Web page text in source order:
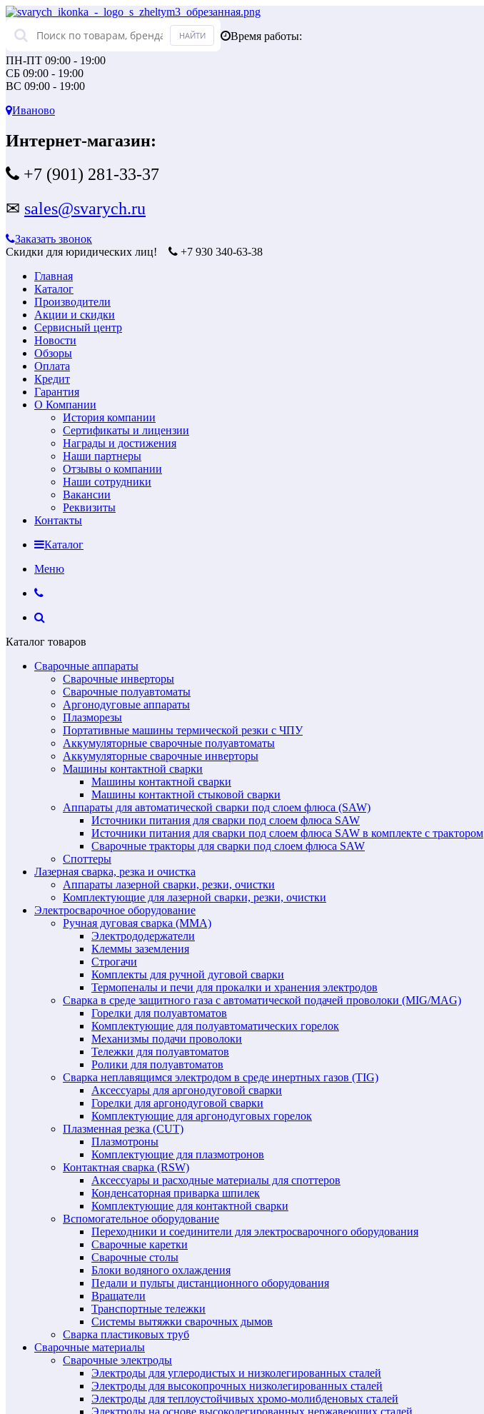
Время работы:
ПН-ПТ 09:00 - 19:00
СБ 09:00 - 19:00
ВС 09:00 - 19:00
Иваново
Интернет-магазин:
+7 (901) 281-33-37
✉ sales@svarych.ru
Заказать звонок
Скидки для юридических лиц!
+7 930 340-63-38
Главная
Каталог
Производители
Акции и скидки
Сервисный центр
Новости
Обзоры
Оплата
Кредит
Гарантия
О Компании
История компании
Сертификаты и лицензии
Награды и достижения
Наши партнеры
Отзывы о компании
Наши сотрудники
Вакансии
Реквизиты
Контакты
Каталог
Меню
Каталог товаров
Сварочные аппараты
Сварочные инверторы
Сварочные полуавтоматы
Аргонодуговые аппараты
Плазморезы
Портативные машины термической резки с ЧПУ
Аккумуляторные сварочные полуавтоматы
Аккумуляторные сварочные инверторы
Машины контактной сварки
Машины контактной сварки
Машины контактной стыковой сварки
Аппараты для автоматической сварки под слоем флюса (SAW)
Источники питания для сварки под слоем флюса SAW
Источники питания для сварки под слоем флюса SAW в комплекте с трактором
Сварочные тракторы для сварки под слоем флюса SAW
Споттеры
Лазерная сварка, резка и очистка
Аппараты лазерной сварки, резки, очистки
Комплектующие для лазерной сварки, резки, очистки
Электросварочное оборудование
Ручная дуговая сварка (MMA)
Электрододержатели
Клеммы заземления
Строгачи
Комплекты для ручной дуговой сварки
Термопеналы и печи для прокалки и хранения электродов
Сварка в среде защитного газа с автоматической подачей проволоки (MIG/MAG)
Горелки для полуавтоматов
Комплектующие для полуавтоматических горелок
Механизмы подачи проволоки
Тележки для полуавтоматов
Ролики для полуавтоматов
Сварка неплавящимся электродом в среде инертных газов (TIG)
Аксессуары для аргонодуговой сварки
Горелки для аргонодуговой сварки
Комплектующие для аргонодуговых горелок
Плазменная резка (CUT)
Плазмотроны
Комплектующие для плазмотронов
Контактная сварка (RSW)
Аксессуары и расходные материалы для споттеров
Конденсаторная приварка шпилек
Комплектующие для контактной сварки
Вспомогательное оборудование
Переходники и соединители для электросварочного оборудования
Сварочные каретки
Сварочные столы
Блоки водяного охлаждения
Педали и пульты дистанционного оборудования
Вращатели
Транспортные тележки
Системы вытяжки сварочных дымов
Сварка пластиковых труб
Сварочные материалы
Сварочные электроды
Электроды для углеродистых и низколегированных сталей
Электроды для высокопрочных низколегированных сталей
Электроды для теплоустойчивых хромо-молибденовых сталей
Электроды на основе высоколегированных нержавеющих сталей